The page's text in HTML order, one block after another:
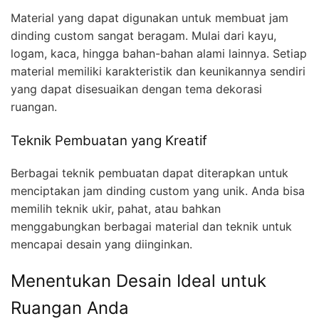
Material yang dapat digunakan untuk membuat jam
dinding custom sangat beragam. Mulai dari kayu,
logam, kaca, hingga bahan-bahan alami lainnya. Setiap
material memiliki karakteristik dan keunikannya sendiri
yang dapat disesuaikan dengan tema dekorasi
ruangan.
Teknik Pembuatan yang Kreatif
Berbagai teknik pembuatan dapat diterapkan untuk
menciptakan jam dinding custom yang unik. Anda bisa
memilih teknik ukir, pahat, atau bahkan
menggabungkan berbagai material dan teknik untuk
mencapai desain yang diinginkan.
Menentukan Desain Ideal untuk
Ruangan Anda